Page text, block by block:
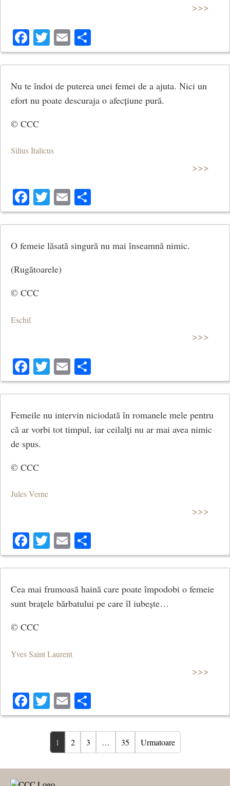
>>>
Facebook
Twitter
Email
Nu te îndoi de puterea unei femei de a ajuta. Nici un
efort nu poate descuraja o afecțiune pură.
© CCC
Silius Italicus
>>>
Facebook
Twitter
Email
O femeie lăsată singură nu mai înseamnă nimic.
(Rugătoarele)
© CCC
Eschil
>>>
Facebook
Twitter
Email
Femeile nu intervin niciodată în romanele mele pentru
că ar vorbi tot timpul, iar ceilalţi nu ar mai avea nimic
de spus.
© CCC
Jules Verne
>>>
Facebook
Twitter
Email
Cea mai frumoasă haină care poate împodobi o femeie
sunt brațele bărbatului pe care îl iubește…
© CCC
Yves Saint Laurent
>>>
Facebook
Twitter
Email
1 2 3 … 35 Urmatoare